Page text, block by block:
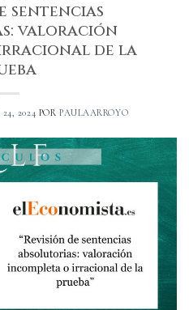
sentencias
valoración
de la
24, 2024 POR PAULAARROYO